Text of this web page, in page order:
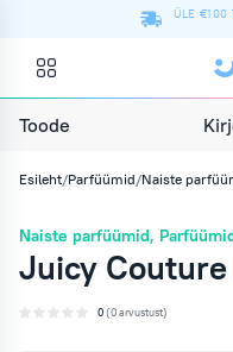
ÜLE €100
Toode
Esileht/Parfüümid/Naiste
Naiste parfüümid,
Juicy Couture
0(0 arvustust)